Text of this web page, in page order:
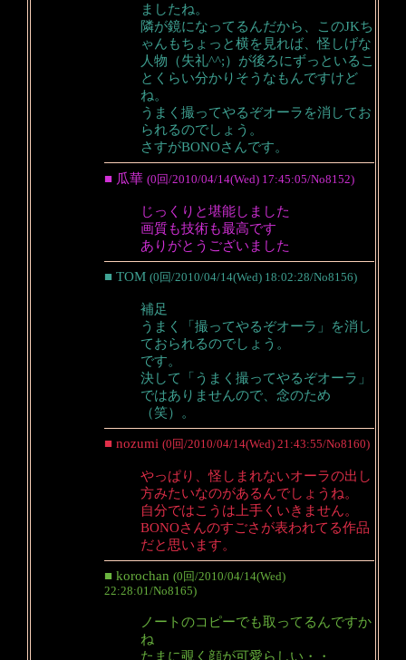
ましたね。
隣が鏡になってるんだから、このJKち
ゃんもちょっと横を見れば、怪しげな
人物（失礼^^;）が後ろにずっといるこ
とくらい分かりそうなもんですけど
ね。
うまく撮ってやるぞオーラを消してお
られるのでしょう。
さすがBONOさんです。
■ 瓜華 (0回/2010/04/14(Wed) 17:45:05/No8152)
じっくりと堪能しました
画質も技術も最高です
ありがとうございました
■ TOM (0回/2010/04/14(Wed) 18:02:28/No8156)
補足
うまく「撮ってやるぞオーラ」を消し
ておられるのでしょう。
です。
決して「うまく撮ってやるぞオーラ」
ではありませんので、念のため
（笑）。
■ nozumi (0回/2010/04/14(Wed) 21:43:55/No8160)
やっぱり、怪しまれないオーラの出し
方みたいなのがあるんでしょうね。
自分ではこうは上手くいきません。
BONOさんのすごさが表われてる作品
だと思います。
■ korochan (0回/2010/04/14(Wed)
22:28:01/No8165)
ノートのコピーでも取ってるんですか
ね
たまに覗く顔が可愛らしい・・